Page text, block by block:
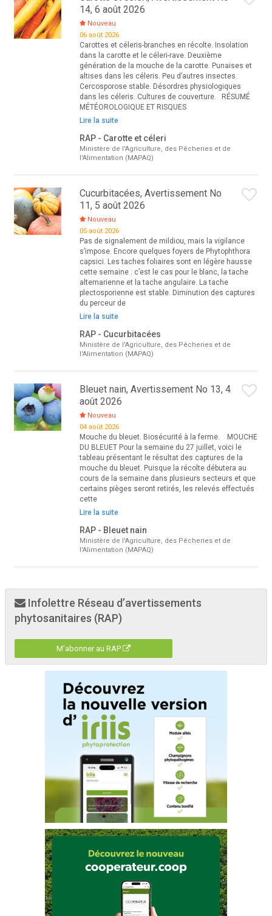
14, 6 août 2026
Nouveau
06 août 2026
Carottes et céleris-branches en récolte. Insolation
dans la carotte et le céleri-rave. Deuxième
génération de la mouche de la carotte. Punaises et
altises dans les céleris. Peu d’autres insectes.
Cercosporose stable. Désordres physiologiques
dans les céleris. Cultures de couverture. RÉSUMÉ
MÉTÉOROLOGIQUE ET RISQUES
Lire la suite
RAP - Carotte et céleri
Ministère de l'Agriculture, des Pêcheries et de
l'Alimentation (MAPAQ)
Cucurbitacées, Avertissement No
11, 5 août 2026
Nouveau
05 août 2026
Pas de signalement de mildiou, mais la vigilance
s’impose. Encore quelques foyers de Phytophthora
capsici. Les taches foliaires sont en légère hausse
cette semaine : c’est le cas pour le blanc, la tache
alternarienne et la tache angulaire. La tache
plectosporienne est stable. Diminution des captures
du perceur de
Lire la suite
RAP - Cucurbitacées
Ministère de l'Agriculture, des Pêcheries et de
l'Alimentation (MAPAQ)
Bleuet nain, Avertissement No 13, 4
août 2026
Nouveau
04 août 2026
Mouche du bleuet. Biosécurité à la ferme. MOUCHE
DU BLEUET Pour la semaine du 27 juillet, voici le
tableau présentant le résultat des captures de la
mouche du bleuet. Puisque la récolte débutera au
cours de la semaine dans plusieurs secteurs et que
certains pièges seront retirés, les relevés effectués
cette
Lire la suite
RAP - Bleuet nain
Ministère de l'Agriculture, des Pêcheries et de
l'Alimentation (MAPAQ)
Infolettre Réseau d’avertissements
phytosanitaires (RAP)
M'abonner au RAP